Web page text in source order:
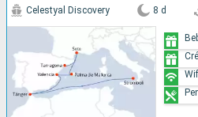
Celestyal Discovery 8 d